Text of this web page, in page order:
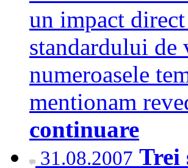
un impact
standardului
numeroasele
mentionam
continuare
31.08.2007 Trei